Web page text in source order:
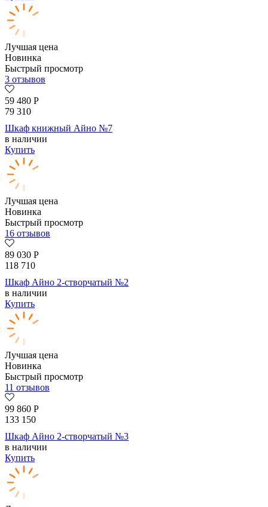
Лучшая цена
Новинка
Быстрый просмотр
3 отзывов
59 480 Р
79 310
Шкаф книжный Айно №7
в наличии
Купить
Лучшая цена
Новинка
Быстрый просмотр
16 отзывов
89 030 Р
118 710
Шкаф Айно 2-створчатый №2
в наличии
Купить
Лучшая цена
Новинка
Быстрый просмотр
11 отзывов
99 860 Р
133 150
Шкаф Айно 2-створчатый №3
в наличии
Купить